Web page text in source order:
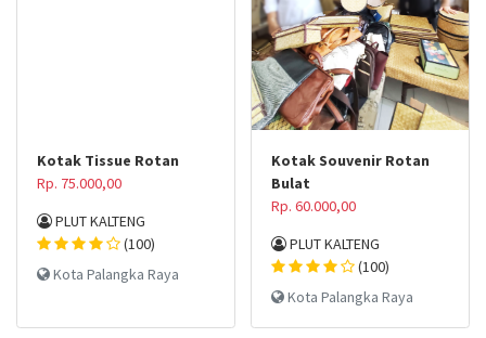
Kotak Tissue Rotan
Rp. 75.000,00
PLUT KALTENG
(100)
Kota Palangka Raya
Kotak Souvenir Rotan
Bulat
Rp. 60.000,00
PLUT KALTENG
(100)
Kota Palangka Raya